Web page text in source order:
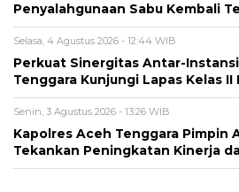
Penyalahgunaan Sabu Kembali
Selasa, 4 Agustus 2026 - 12:44 WIB
Perkuat Sinergitas Antar-
Tenggara Kunjungi Lapas Kelas II
Senin, 3 Agustus 2026 - 13:26 WIB
Kapolres Aceh Tenggara Pimpin
Tekankan Peningkatan Kinerja